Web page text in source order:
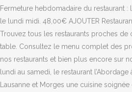
Fermeture hebdomadaire du restaurant
le lundi midi. 48,00€ AJOUTER
Trouvez tous les restaurants proches de
table. Consultez le menu complet des
nos restaurants et bien plus encore sur
lundi au samedi, le restaurant
Lausanne et Morges une cuisine